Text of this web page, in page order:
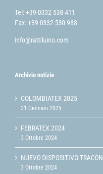
Tel: +39 0332 538 411
Fax: +39 0332 530 988
info@rattiluino.com
Archivio notizie
COLOMBIATEX 2025
31 Gennaio 2025
FEBRATEX 2024
3 Ottobre 2024
NUEVO DISPOSITIVO TRACON
3 Ottobre 2024